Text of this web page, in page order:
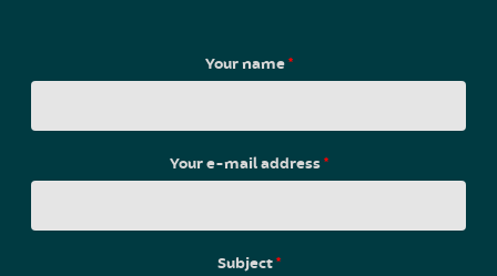
Your name*
Your e-mail address*
Subject*